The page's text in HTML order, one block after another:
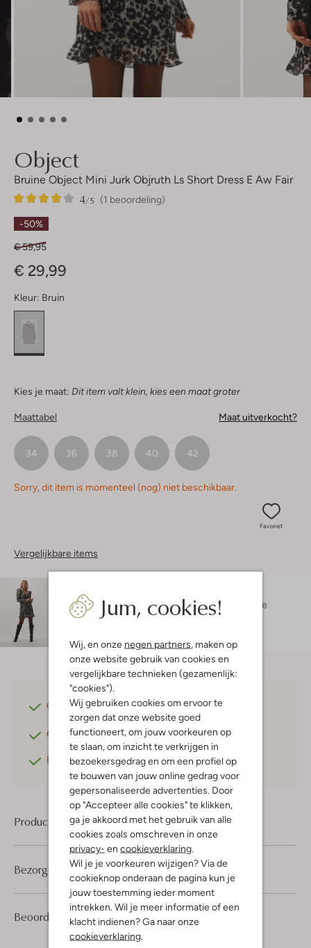
Jum, cookies!
Wij, en onze negen partners , maken op
onze website gebruik van cookies en
vergelijkbare technieken (gezamenlijk:
"cookies").
Wij gebruiken cookies om ervoor te
zorgen dat onze website goed
functioneert, om jouw voorkeuren op
te slaan, om inzicht te verkrijgen in
bezoekersgedrag en om een profiel op
te bouwen van jouw online gedrag voor
gepersonaliseerde advertenties. Door
op "Accepteer alle cookies" te klikken,
ga je akkoord met het gebruik van alle
cookies zoals omschreven in onze
privacy- en cookieverklaring
Wil je je voorkeuren wijzigen? Via de
cookieknop onderaan de pagina kun je
jouw toestemming ieder moment
intrekken. Wil je meer informatie of een
klacht indienen? Ga naar onze
cookieverklaring
Object
Bruine Object Mini Jurk Objruth Ls Short Dress E Aw Fair
(1 beoordeling)
4/5
1
4
Sterren
-50%
€ 59,95
€ 29,99
Kleur: Bruin
Kies je maat: Dit item valt klein, kies een maat groter
Maattabel Maat uitverkocht?
34 36 38 40 42
Sorry, dit item is momenteel (nog) niet beschikbaar.
Favoriet
Vergelijkbare items
Doete is 1 meter 76 lang en draagt maat 38.
De
pasvorm is
regular fit
Gratis verzendingvanaf €75,-
Gratis retournerenbinnen 30 dagen*
Betaal achterafmet Klarna
Product informatie
Beoordelingen (1) 4
1
4
Sterren
Bezorgen & retourneren